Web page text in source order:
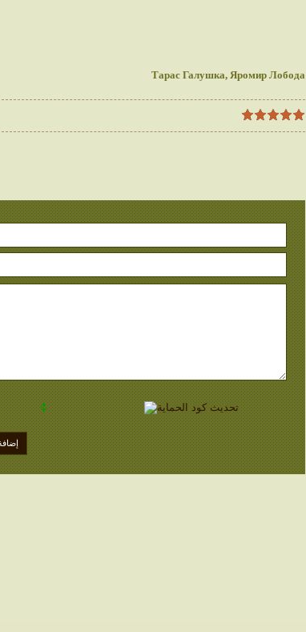
Тарас Галушка, Яромир Лобода